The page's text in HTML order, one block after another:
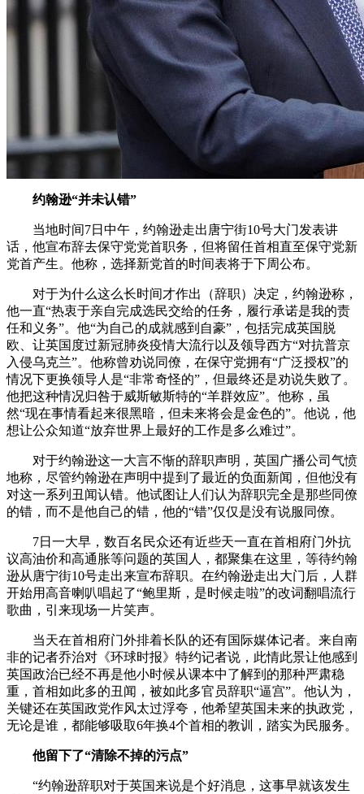
约翰逊“并未认错”
当地时间7日中午，约翰逊走出唐宁街10号大门发表讲
话，他宣布辞去保守党党首职务，但将留任首相直至保守党新
党首产生。他称，选择新党首的时间表将于下周公布。
对于为什么这么长时间才作出（辞职）决定，约翰逊称，
他一直“热衷于亲自完成选民交给的任务，履行承诺是我的责
任和义务”。他“为自己的成就感到自豪”，包括完成英国脱
欧、让英国度过新冠肺炎疫情大流行以及领导西方“对抗普京
入侵乌克兰”。他称曾劝说同僚，在保守党拥有“广泛授权”的
情况下更换领导人是“非常奇怪的”，但最终还是劝说失败了。
他把这种情况归咎于威斯敏斯特的“羊群效应”。他称，虽
然“现在事情看起来很黑暗，但未来将会是金色的”。他说，他
想让公众知道“放弃世界上最好的工作是多么难过”。
对于约翰逊这一大言不惭的辞职声明，英国广播公司气愤
地称，尽管约翰逊在声明中提到了最近的负面新闻，但他没有
对这一系列丑闻认错。他试图让人们认为辞职完全是那些同僚
的错，而不是他自己的错，他的“错”仅仅是没有说服同僚。
7日一大早，数百名民众还有近些天一直在首相府门外抗
议高油价和高通胀等问题的英国人，都聚集在这里，等待约翰
逊从唐宁街10号走出来宣布辞职。在约翰逊走出大门后，人群
开始用高音喇叭唱起了“鲍里斯，是时候走啦”的改词翻唱流行
歌曲，引来现场一片笑声。
当天在首相府门外排着长队的还有国际媒体记者。来自南
非的记者乔治对《环球时报》特约记者说，此情此景让他感到
英国政治已经不再是他小时候从课本中了解到的那种严肃稳
重，首相如此多的丑闻，被如此多官员辞职“逼宫”。他认为，
关键还在英国政党作风太过浮夸，他希望英国未来的执政党，
无论是谁，都能够吸取6年换4个首相的教训，踏实为民服务。
他留下了“清除不掉的污点”
“约翰逊辞职对于英国来说是个好消息，这事早就该发生